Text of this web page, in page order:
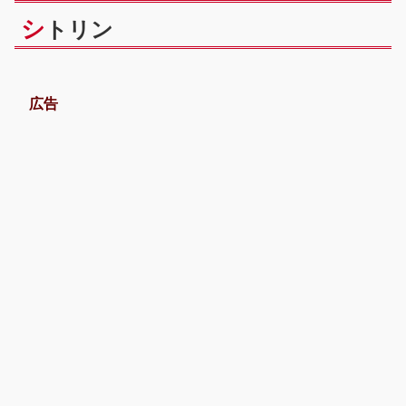
シ トリン
広告